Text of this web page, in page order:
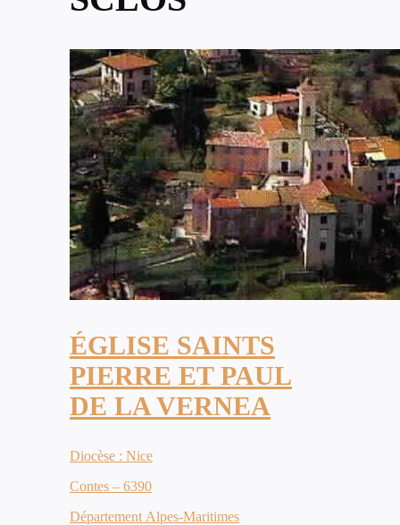
ÉGLISE SAINTS
PIERRE ET PAUL
DE LA VERNEA
Diocèse : Nice
Contes – 6390
Département Alpes-Maritimes